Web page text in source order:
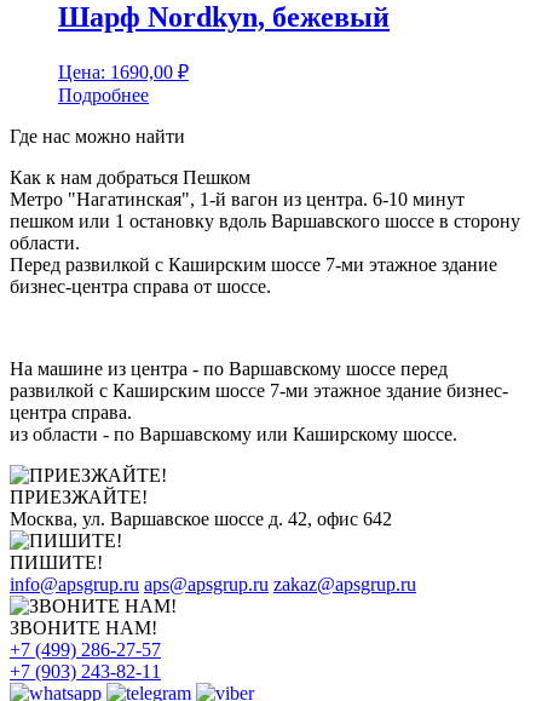
Шарф Nordkyn, бежевый
Цена: 1690,00 ₽
Подробнее
Где нас можно найти
Как к нам добраться Пешком
Метро "Нагатинская", 1-й вагон из центра. 6-10 минут
пешком или 1 остановку вдоль Варшавского шоссе в сторону
области.
Перед развилкой с Каширским шоссе 7-ми этажное здание
бизнес-центра справа от шоссе.
На машине из центра - по Варшавскому шоссе перед
развилкой с Каширским шоссе 7-ми этажное здание бизнес-
центра справа.
из области - по Варшавскому или Каширскому шоссе.
ПРИЕЗЖАЙТЕ!
Москва, ул. Варшавское шоссе д. 42, офис 642
ПИШИТЕ!
info@apsgrup.ru aps@apsgrup.ru zakaz@apsgrup.ru
ЗВОНИТЕ НАМ!
+7 (499) 286-27-57
+7 (903) 243-82-11